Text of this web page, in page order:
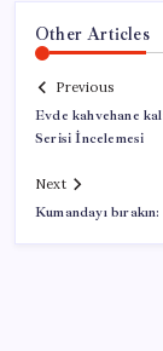
Other Articles
Previous
Evde kahvehane
Serisi İncelemesi
Next
Kumandayı